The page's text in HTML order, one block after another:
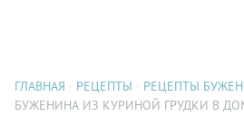
ГЛАВНАЯ РЕЦЕПТЫ
РЕЦЕПТЫ
БУЖЕНИНА ИЗ КУРИНОЙ ГРУДКИ В